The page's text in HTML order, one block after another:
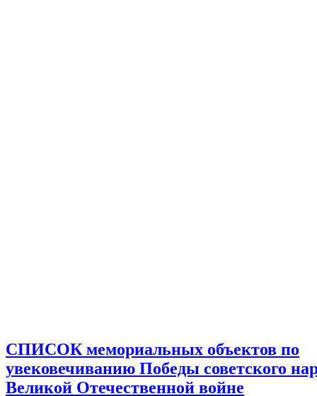
СПИСОК мемориальных объектов по
увековечиванию Победы советского
Великой Отечественной войне